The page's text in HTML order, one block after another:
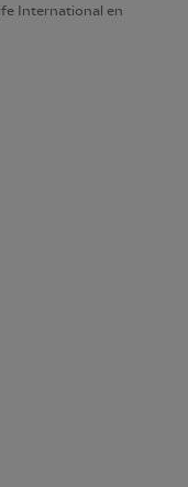
International en